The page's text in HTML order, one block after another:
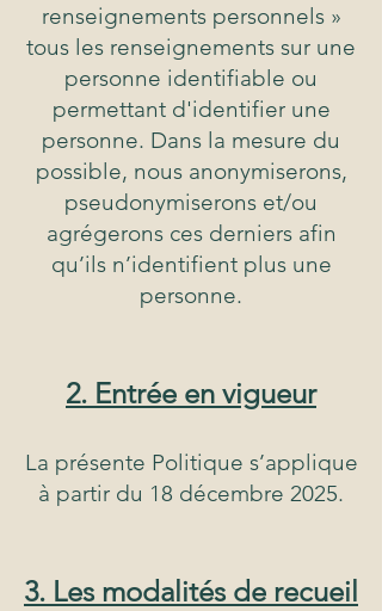
renseignements personnels »
tous les renseignements sur une
personne identifiable ou
permettant d'identifier une
personne. Dans la mesure du
possible, nous anonymiserons,
pseudonymiserons et/ou
agrégerons ces derniers afin
qu’ils n’identifient plus une
personne.
2. Entrée en vigueur
La présente Politique s’applique
à partir du 18 décembre 2025.
3. Les modalités de recueil